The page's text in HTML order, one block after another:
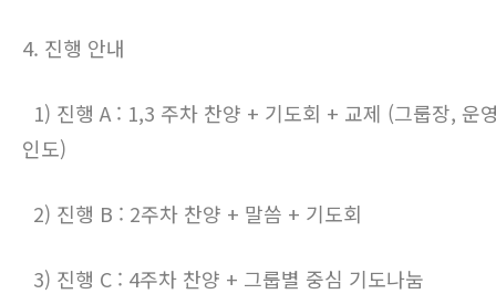
4. 진행 안내
1) 진행 A : 1,3 주차 찬양 + 기도회 + 교제 (그룹장, 운
인도)
2) 진행 B : 2주차 찬양 + 말씀 + 기도회
3) 진행 C : 4주차 찬양 + 그룹별 중심 기도나눔